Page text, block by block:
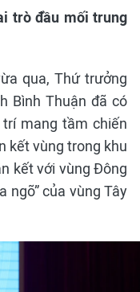
trò đầu mối trung
qua, Thứ trưởng
Bình Thuận đã có
mang tầm chiến
kết vùng trong khu
kết với vùng Đông
ngõ” của vùng Tây